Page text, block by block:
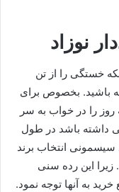
نوزاد
خستگی را از تن
باشید. بخصوص برای
را در خواب به سر
داشته باشد در طول
سیسمونی انتخاب برند
این رده سنی
به آنها توجه نمود.